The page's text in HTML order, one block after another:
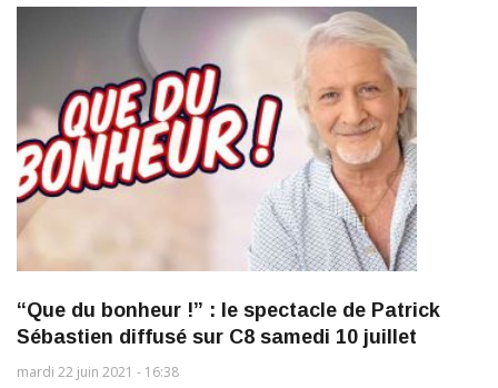
“Que du bonheur !” : le spectacle de Patrick
Sébastien diffusé sur C8 samedi 10 juillet
mardi 22 juin 2021 - 16:38